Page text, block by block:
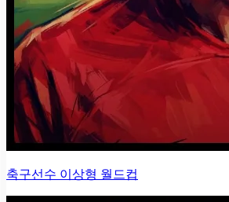
축구선수 이상형 월드컵